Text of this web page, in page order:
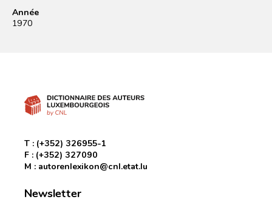
Année
1970
T : (+352) 326955-1
F : (+352) 327090
M : autorenlexikon@cnl.etat.lu
Newsletter